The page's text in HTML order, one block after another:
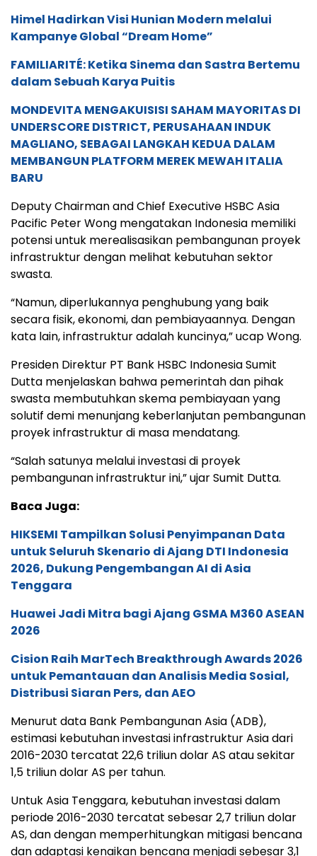
Himel Hadirkan Visi Hunian Modern melalui
Kampanye Global “Dream Home”
FAMILIARITÉ: Ketika Sinema dan Sastra Bertemu
dalam Sebuah Karya Puitis
MONDEVITA MENGAKUISISI SAHAM MAYORITAS DI
UNDERSCORE DISTRICT, PERUSAHAAN INDUK
MAGLIANO, SEBAGAI LANGKAH KEDUA DALAM
MEMBANGUN PLATFORM MEREK MEWAH ITALIA
BARU
Deputy Chairman and Chief Executive HSBC Asia
Pacific Peter Wong mengatakan Indonesia memiliki
potensi untuk merealisasikan pembangunan proyek
infrastruktur dengan melihat kebutuhan sektor
swasta.
“Namun, diperlukannya penghubung yang baik
secara fisik, ekonomi, dan pembiayaannya. Dengan
kata lain, infrastruktur adalah kuncinya,” ucap Wong.
Presiden Direktur PT Bank HSBC Indonesia Sumit
Dutta menjelaskan bahwa pemerintah dan pihak
swasta membutuhkan skema pembiayaan yang
solutif demi menunjang keberlanjutan pembangunan
proyek infrastruktur di masa mendatang.
“Salah satunya melalui investasi di proyek
pembangunan infrastruktur ini,” ujar Sumit Dutta.
Baca Juga:
HIKSEMI Tampilkan Solusi Penyimpanan Data
untuk Seluruh Skenario di Ajang DTI Indonesia
2026, Dukung Pengembangan AI di Asia
Tenggara
Huawei Jadi Mitra bagi Ajang GSMA M360 ASEAN
2026
Cision Raih MarTech Breakthrough Awards 2026
untuk Pemantauan dan Analisis Media Sosial,
Distribusi Siaran Pers, dan AEO
Menurut data Bank Pembangunan Asia (ADB),
estimasi kebutuhan investasi infrastruktur Asia dari
2016-2030 tercatat 22,6 triliun dolar AS atau sekitar
1,5 triliun dolar AS per tahun.
Untuk Asia Tenggara, kebutuhan investasi dalam
periode 2016-2030 tercatat sebesar 2,7 triliun dolar
AS, dan dengan memperhitungkan mitigasi bencana
dan adaptasi kenaikan bencana menjadi sebesar 3,1